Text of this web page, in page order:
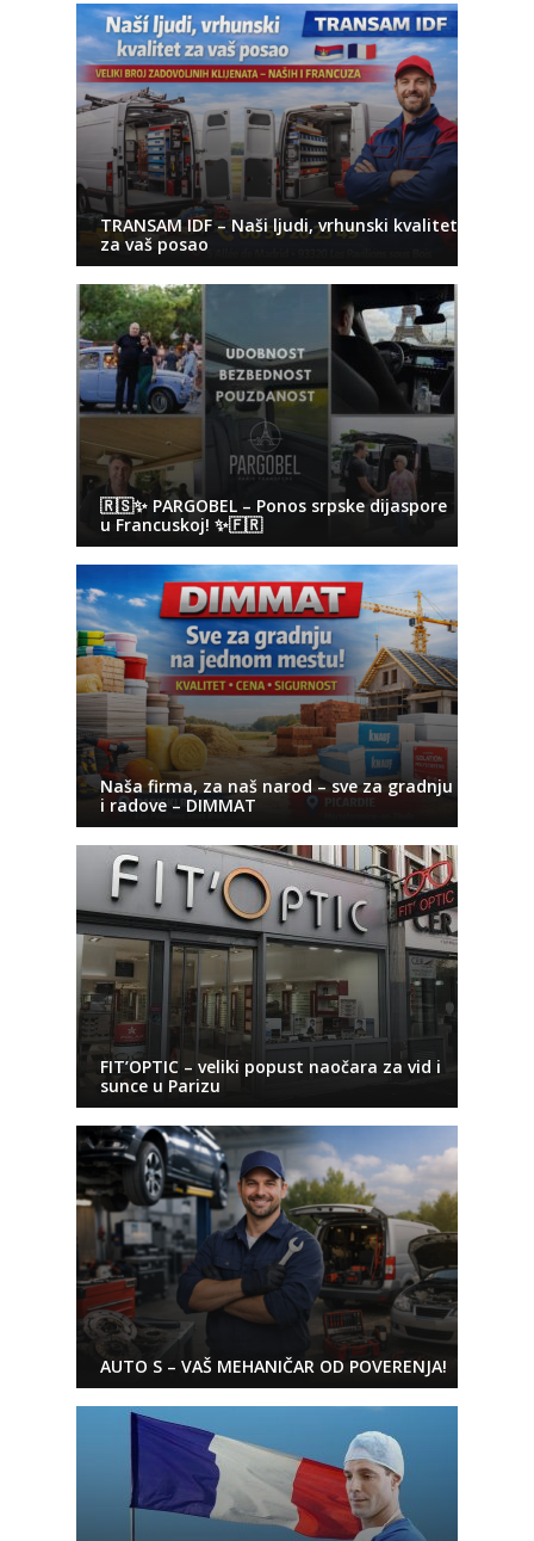
TRANSAM IDF – Naši ljudi, vrhunski kvalitet
za vaš posao
🇷🇸✨ PARGOBEL – Ponos srpske dijaspore
u Francuskoj! ✨🇫🇷
Naša firma, za naš narod – sve za gradnju
i radove – DIMMAT
FIT’OPTIC – veliki popust naočara za vid i
sunce u Parizu
AUTO S – VAŠ MEHANIČAR OD POVERENJA!